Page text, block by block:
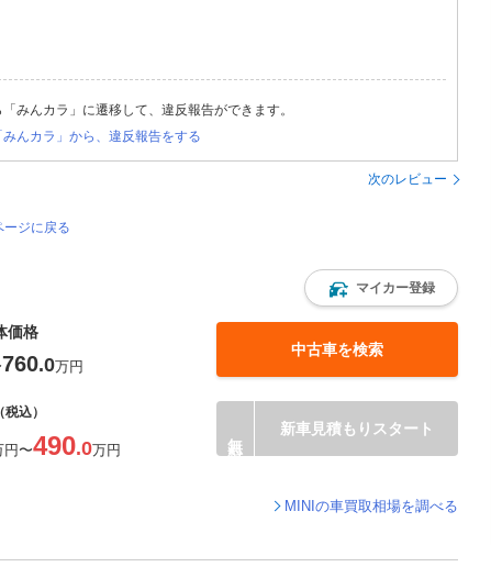
みんカラ」に遷移して、違反報告ができます。
みんカラ」から、違反報告をする
次のレビュー
ージに戻る
マイカー登録
価格
760.0万円
中古車を検索
（税込）
円〜490.0万円
新車見積もりスタート
MINIの車買取相場を調べる